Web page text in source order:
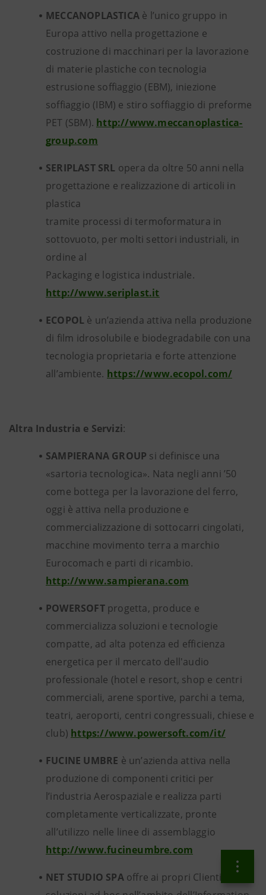
MECCANOPLASTICA è l’unico gruppo in
Europa attivo nella progettazione e
costruzione di macchinari per la lavorazione
di materie plastiche con tecnologia
estrusione soffiaggio (EBM), iniezione
soffiaggio (IBM) e stiro soffiaggio di preforme
PET (SBM). http://www.meccanoplastica-
group.com
SERIPLAST SRL opera da oltre 50 anni nella
progettazione e realizzazione di articoli in
plastica
tramite processi di termoformatura in
sottovuoto, per molti settori industriali, in
ordine al
Packaging e logistica industriale.
http://www.seriplast.it
ECOPOL è un’azienda attiva nella produzione
di film idrosolubile e biodegradabile con una
tecnologia proprietaria e forte attenzione
all’ambiente. https://www.ecopol.com/
Altra Industria e Servizi:
SAMPIERANA GROUP si definisce una
«sartoria tecnologica». Nata negli anni ’50
come bottega per la lavorazione del ferro,
oggi è attiva nella produzione e
commercializzazione di sottocarri cingolati,
macchine movimento terra a marchio
Eurocomach e parti di ricambio.
http://www.sampierana.com
POWERSOFT progetta, produce e
commercializza soluzioni e tecnologie
compatte, ad alta potenza ed efficienza
energetica per il mercato dell'audio
professionale (hotel e resort, shop e centri
commerciali, arene sportive, parchi a tema,
teatri, aeroporti, centri congressuali, chiese e
club) https://www.powersoft.com/it/
FUCINE UMBRE è un’azienda attiva nella
produzione di componenti critici per
l’industria Aerospaziale e realizza parti
completamente verticalizzate, pronte
all’utilizzo nelle linee di assemblaggio
http://www.fucineumbre.com
NET STUDIO SPA offre ai propri Clienti